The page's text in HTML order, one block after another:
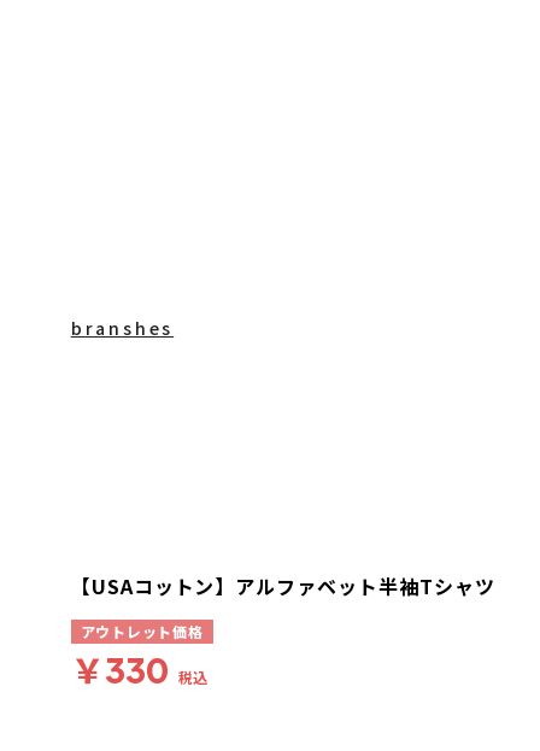
branshes
【USAコットン】アルファベット半袖Tシャツ
アウトレット価格
￥330 税込